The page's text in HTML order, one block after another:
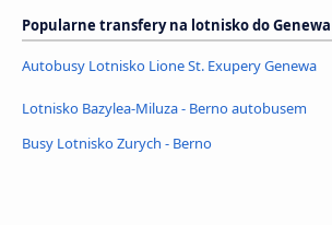
Popularne transfery na lotnisko do
Autobusy Lotnisko Lione St. Exupery Genewa
Lotnisko Bazylea-Miluza - Berno autobusem
Busy Lotnisko Zurych - Berno